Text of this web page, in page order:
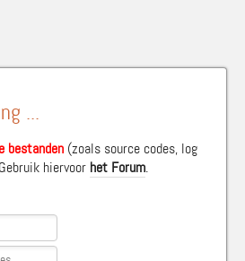
...
bestanden (zoals source codes, log
hiervoor het Forum.